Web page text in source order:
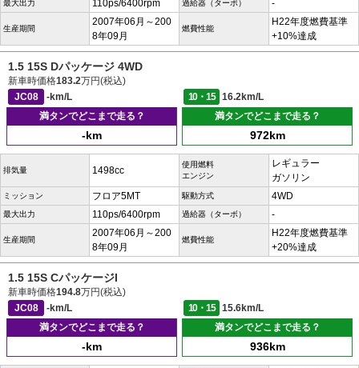
最大出力 110ps/6400rpm 過給器（ターボ） -
生産期間
2007年06月～200
8年09月
燃費性能
H22年度燃費基準
+10%達成
1.5 15S Dパッケージ 4WD
新車時価格183.2万円(税込)
JC08
-km/L 10・15
16.2km/L
満タンでどこまで走る？
-km
満タンでどこまで走る？
972km
排気量 1498cc
使用燃料
エンジン
レギュラー
ガソリン
ミッション フロア5MT 駆動方式 4WD
最大出力 110ps/6400rpm 過給器（ターボ） -
生産期間
2007年06月～200
8年09月
燃費性能
H22年度燃費基準
+20%達成
1.5 15S CパッケージI
新車時価格194.8万円(税込)
JC08
-km/L 10・15
15.6km/L
満タンでどこまで走る？
-km
満タンでどこまで走る？
936km